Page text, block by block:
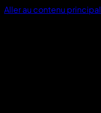
Aller au contenu principal